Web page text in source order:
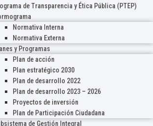
de Transparencia y Ética Pública (PTEP)
Normativa Interna
Normativa Externa
y Programas
Plan de acción
Plan estratégico 2030
Plan de desarrollo 2022
Plan de desarrollo 2023 – 2026
Proyectos de inversión
Plan de Participación Ciudadana
de Gestión Integral